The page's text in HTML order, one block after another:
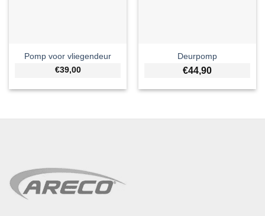
Pomp voor vliegendeur
€39,00
Deurpomp
€44,90